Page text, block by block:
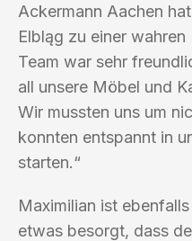
Ackermann Aachen
Elbląg zu einer
Team war sehr
all unsere Möbel und
Wir mussten uns um
konnten entspannt in
starten.“
Maximilian ist
etwas besorgt, dass